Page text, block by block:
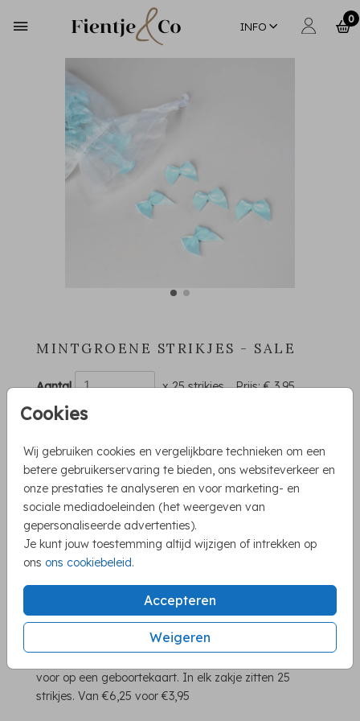
INFO
0
Cookies
Wij gebruiken cookies en vergelijkbare technieken om een
betere gebruikerservaring te bieden, ons websiteverkeer en
onze prestaties te analyseren en voor marketing- en
sociale mediadoeleinden (het weergeven van
gepersonaliseerde advertenties).
Je kunt jouw toestemming altijd wijzigen of intrekken op
ons ons cookiebeleid.
Accepteren
Weigeren
MINTGROENE STRIKJES - SALE
Aantal x 25 strikjes Prijs:€ 3,95
Mooie producten om je kaart iets extra's te
geven
Eenvoudig te bestellen via de shop
Snelle levering
voor op een geboortekaart. In elk zakje zitten 25
strikjes. Van €6,25 voor €3,95